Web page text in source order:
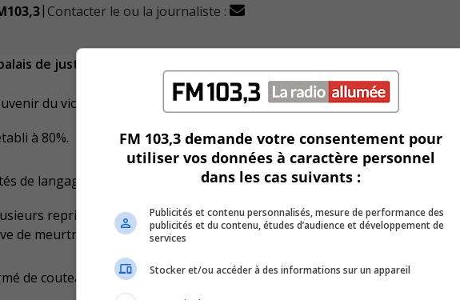
| Contacter le ou la journaliste :
de justice de Longueuil est de retour au travail, moins de deux
du violent incident selon ce qu’a rapporté le Journal de Montréal.
à 80%.
de langage.
reprises le 9 janvier dernier et l’auteur allégué de l’attaque Alexandre
de meurtre et de possession illégale d’armes.
de couteaux.
FM 103,3 demande votre consentement pour
utiliser vos données à caractère personnel
dans les cas suivants :
Publicités et contenu personnalisés, mesure de performance des
publicités et du contenu, études d’audience et développement de
services
Stocker et/ou accéder à des informations sur un appareil